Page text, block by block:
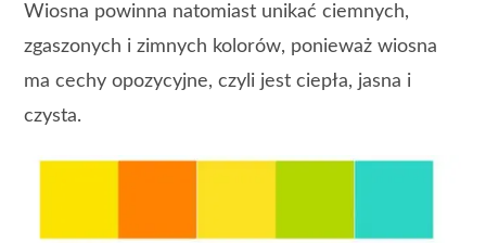
Wiosna powinna natomiast unikać ciemnych,
zgaszonych i zimnych kolorów, ponieważ wiosna
ma cechy opozycyjne, czyli jest ciepła, jasna i
czysta.